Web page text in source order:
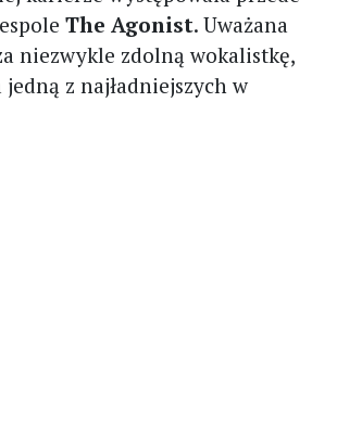
The Agonist. Uważana
niezwykle zdolną wokalistkę,
z najładniejszych w